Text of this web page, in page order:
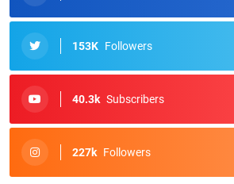
153K Followers
40.3k Subscribers
227k Followers